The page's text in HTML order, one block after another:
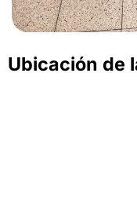
Ubicación de